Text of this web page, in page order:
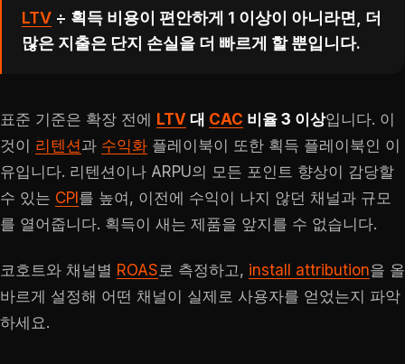
LTV ÷ 획득 비용이 편안하게 1 이상이 아니라면, 더
많은 지출은 단지 손실을 더 빠르게 할 뿐입니다.
표준 기준은 확장 전에 LTV 대 CAC 비율 3 이상입니다. 이
것이 리텐션과 수익화 플레이북이 또한 획득 플레이북인 이
유입니다. 리텐션이나 ARPU의 모든 포인트 향상이 감당할
수 있는 CPI 를 높여, 이전에 수익이 나지 않던 채널과 규모
를 열어줍니다. 획득이 새는 제품을 앞지를 수 없습니다.
코호트와 채널별 ROAS로 측정하고, install attribution을 올
바르게 설정해 어떤 채널이 실제로 사용자를 얻었는지 파악
하세요.